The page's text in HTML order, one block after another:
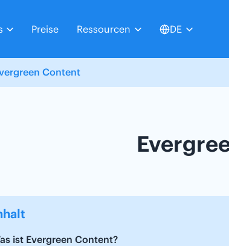
Preise Ressourcen DE
Content
ist Evergreen Content?